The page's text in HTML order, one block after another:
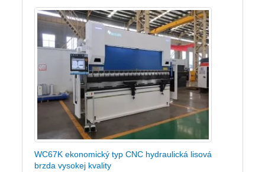
WC67K ekonomický typ CNC hydraulická lisová
brzda vysokej kvality